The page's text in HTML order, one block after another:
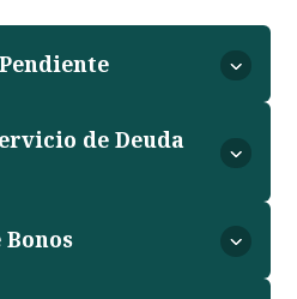
de Deuda